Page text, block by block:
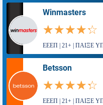
Winmasters
☆☆☆☆☆
★★★★★
ΕΕΕΠ | 21+ | ΠΑΙΞΕ
Betsson
☆☆☆☆☆
★★★★★
ΕΕΕΠ | 21+ | ΠΑΙΞΕ